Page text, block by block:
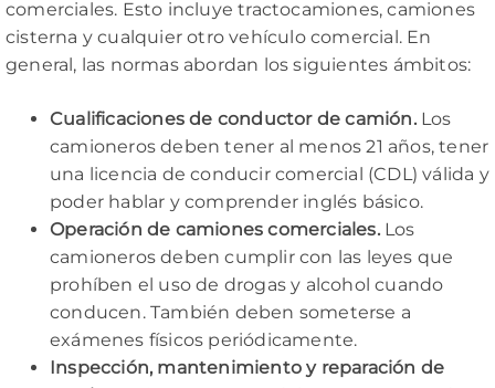
comerciales. Esto incluye tractocamiones, camiones
cisterna y cualquier otro vehículo comercial. En
general, las normas abordan los siguientes ámbitos:
Cualificaciones de conductor de camión.Los
camioneros deben tener al menos 21 años, tener
una licencia de conducir comercial (CDL) válida y
poder hablar y comprender inglés básico.
Operación de camiones comerciales.Los
camioneros deben cumplir con las leyes que
prohíben el uso de drogas y alcohol cuando
conducen. También deben someterse a
exámenes físicos periódicamente.
Inspección, mantenimiento y reparación de